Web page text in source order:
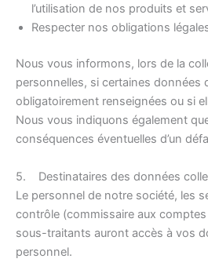
l’utilisation de nos produits et
Respecter nos obligations
Nous vous informons, lors de la
personnelles, si certaines données
obligatoirement renseignées ou si
Nous vous indiquons également
conséquences éventuelles d’un
5. Destinataires des données
Le personnel de notre société, les
contrôle (commissaire aux
sous-traitants auront accès à vos
personnel.